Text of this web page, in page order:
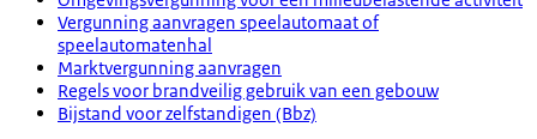
Vergunning aanvragen speelautomaat of
speelautomatenhal
Marktvergunning aanvragen
Regels voor brandveilig gebruik van een gebouw
Bijstand voor zelfstandigen (Bbz)